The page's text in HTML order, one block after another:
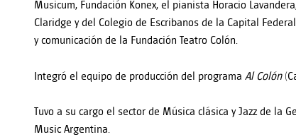
Musicum, Fundación Konex, el pianista Horacio
Claridge y del Colegio de Escribanos de la Capital
y comunicación de la Fundación Teatro Colón.
Integró el equipo de producción del programa Al Colón
Tuvo a su cargo el sector de Música clásica y Jazz de la
Music Argentina.